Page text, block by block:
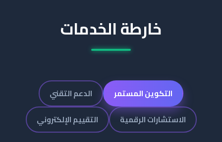
خارطة الخدمات
التكوين المستمر
الدعم التقني
الاستشارات الرقمية
التقييم الإلكتروني